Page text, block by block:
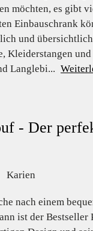
möchten, es gibt
Einbauschrank
und
Kleiderstangen
Langlebi...
- Der
Karien
nach einem
ist der Bestseller